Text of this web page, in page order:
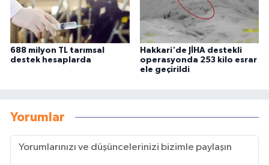
688 milyon TL tarımsal
destek hesaplarda
Hakkari'de JİHA destekli
operasyonda 253 kilo esrar
ele geçirildi
Yorumlar